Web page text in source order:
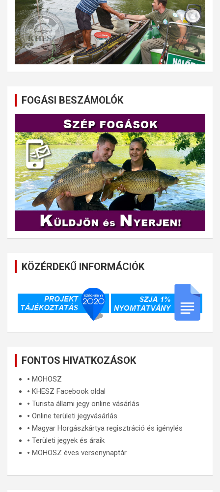
FOGÁSI BESZÁMOLÓK
KÖZÉRDEKŰ INFORMÁCIÓK
FONTOS HIVATKOZÁSOK
🞄 MOHOSZ
🞄 KHESZ Facebook oldal
🞄 Turista állami jegy online vásárlás
🞄 Online területi jegyvásárlás
🞄 Magyar Horgászkártya regisztráció és igénylés
🞄 Területi jegyek és áraik
🞄 MOHOSZ éves versenynaptár